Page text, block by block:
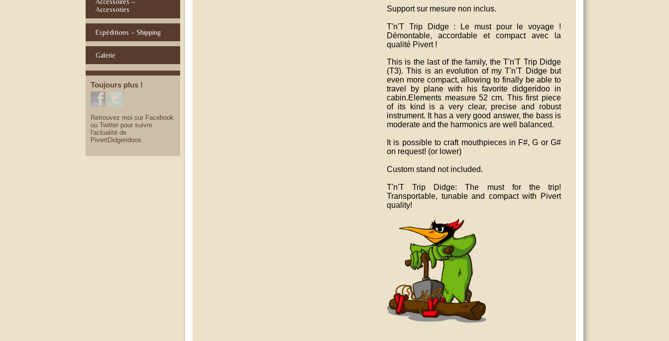
Accessories
Expéditions – Shipping
Galerie
Toujours plus !
Retrouvez moi sur Facebook
ou Twitter pour suivre
l'actualité de
PivertDidgeridoos.
Support sur mesure non inclus.
T'n'T Trip Didge : Le must pour le voyage !
Démontable, accordable et compact avec la
qualité Pivert !
This is the last of the family, the T'n'T Trip Didge
(T3). This is an evolution of my T'n'T Didge but
even more compact, allowing to finally be able to
travel by plane with his favorite didgeridoo in
cabin.E lements measure 52 cm. This first piece
of its kind is a very clear, precise and robust
instrument. It has a very good answer, the bass is
moderate and the harmonics are well balanced.
It is possible to craft mouthpieces in F#, G or G#
on request! (or lower)
Custom stand not included.
T'n'T Trip Didge: The must for the trip!
Transportable, tunable and compact with Pivert
quality!